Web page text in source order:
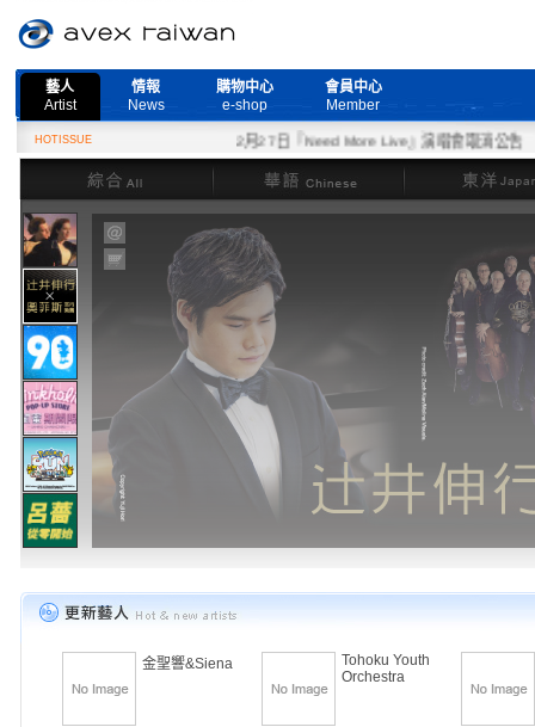
藝人
Artist
情報
News
購物中心
e-shop
會員中心
Member
HOTISSUE
2月27日『Need More Live』演唱會取消公告
綜合
華語 東洋
金聖響&Siena
Tohoku Youth
Orchestra